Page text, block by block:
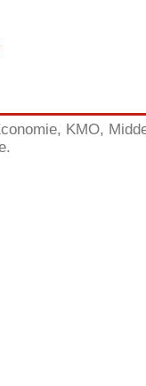
KMO,